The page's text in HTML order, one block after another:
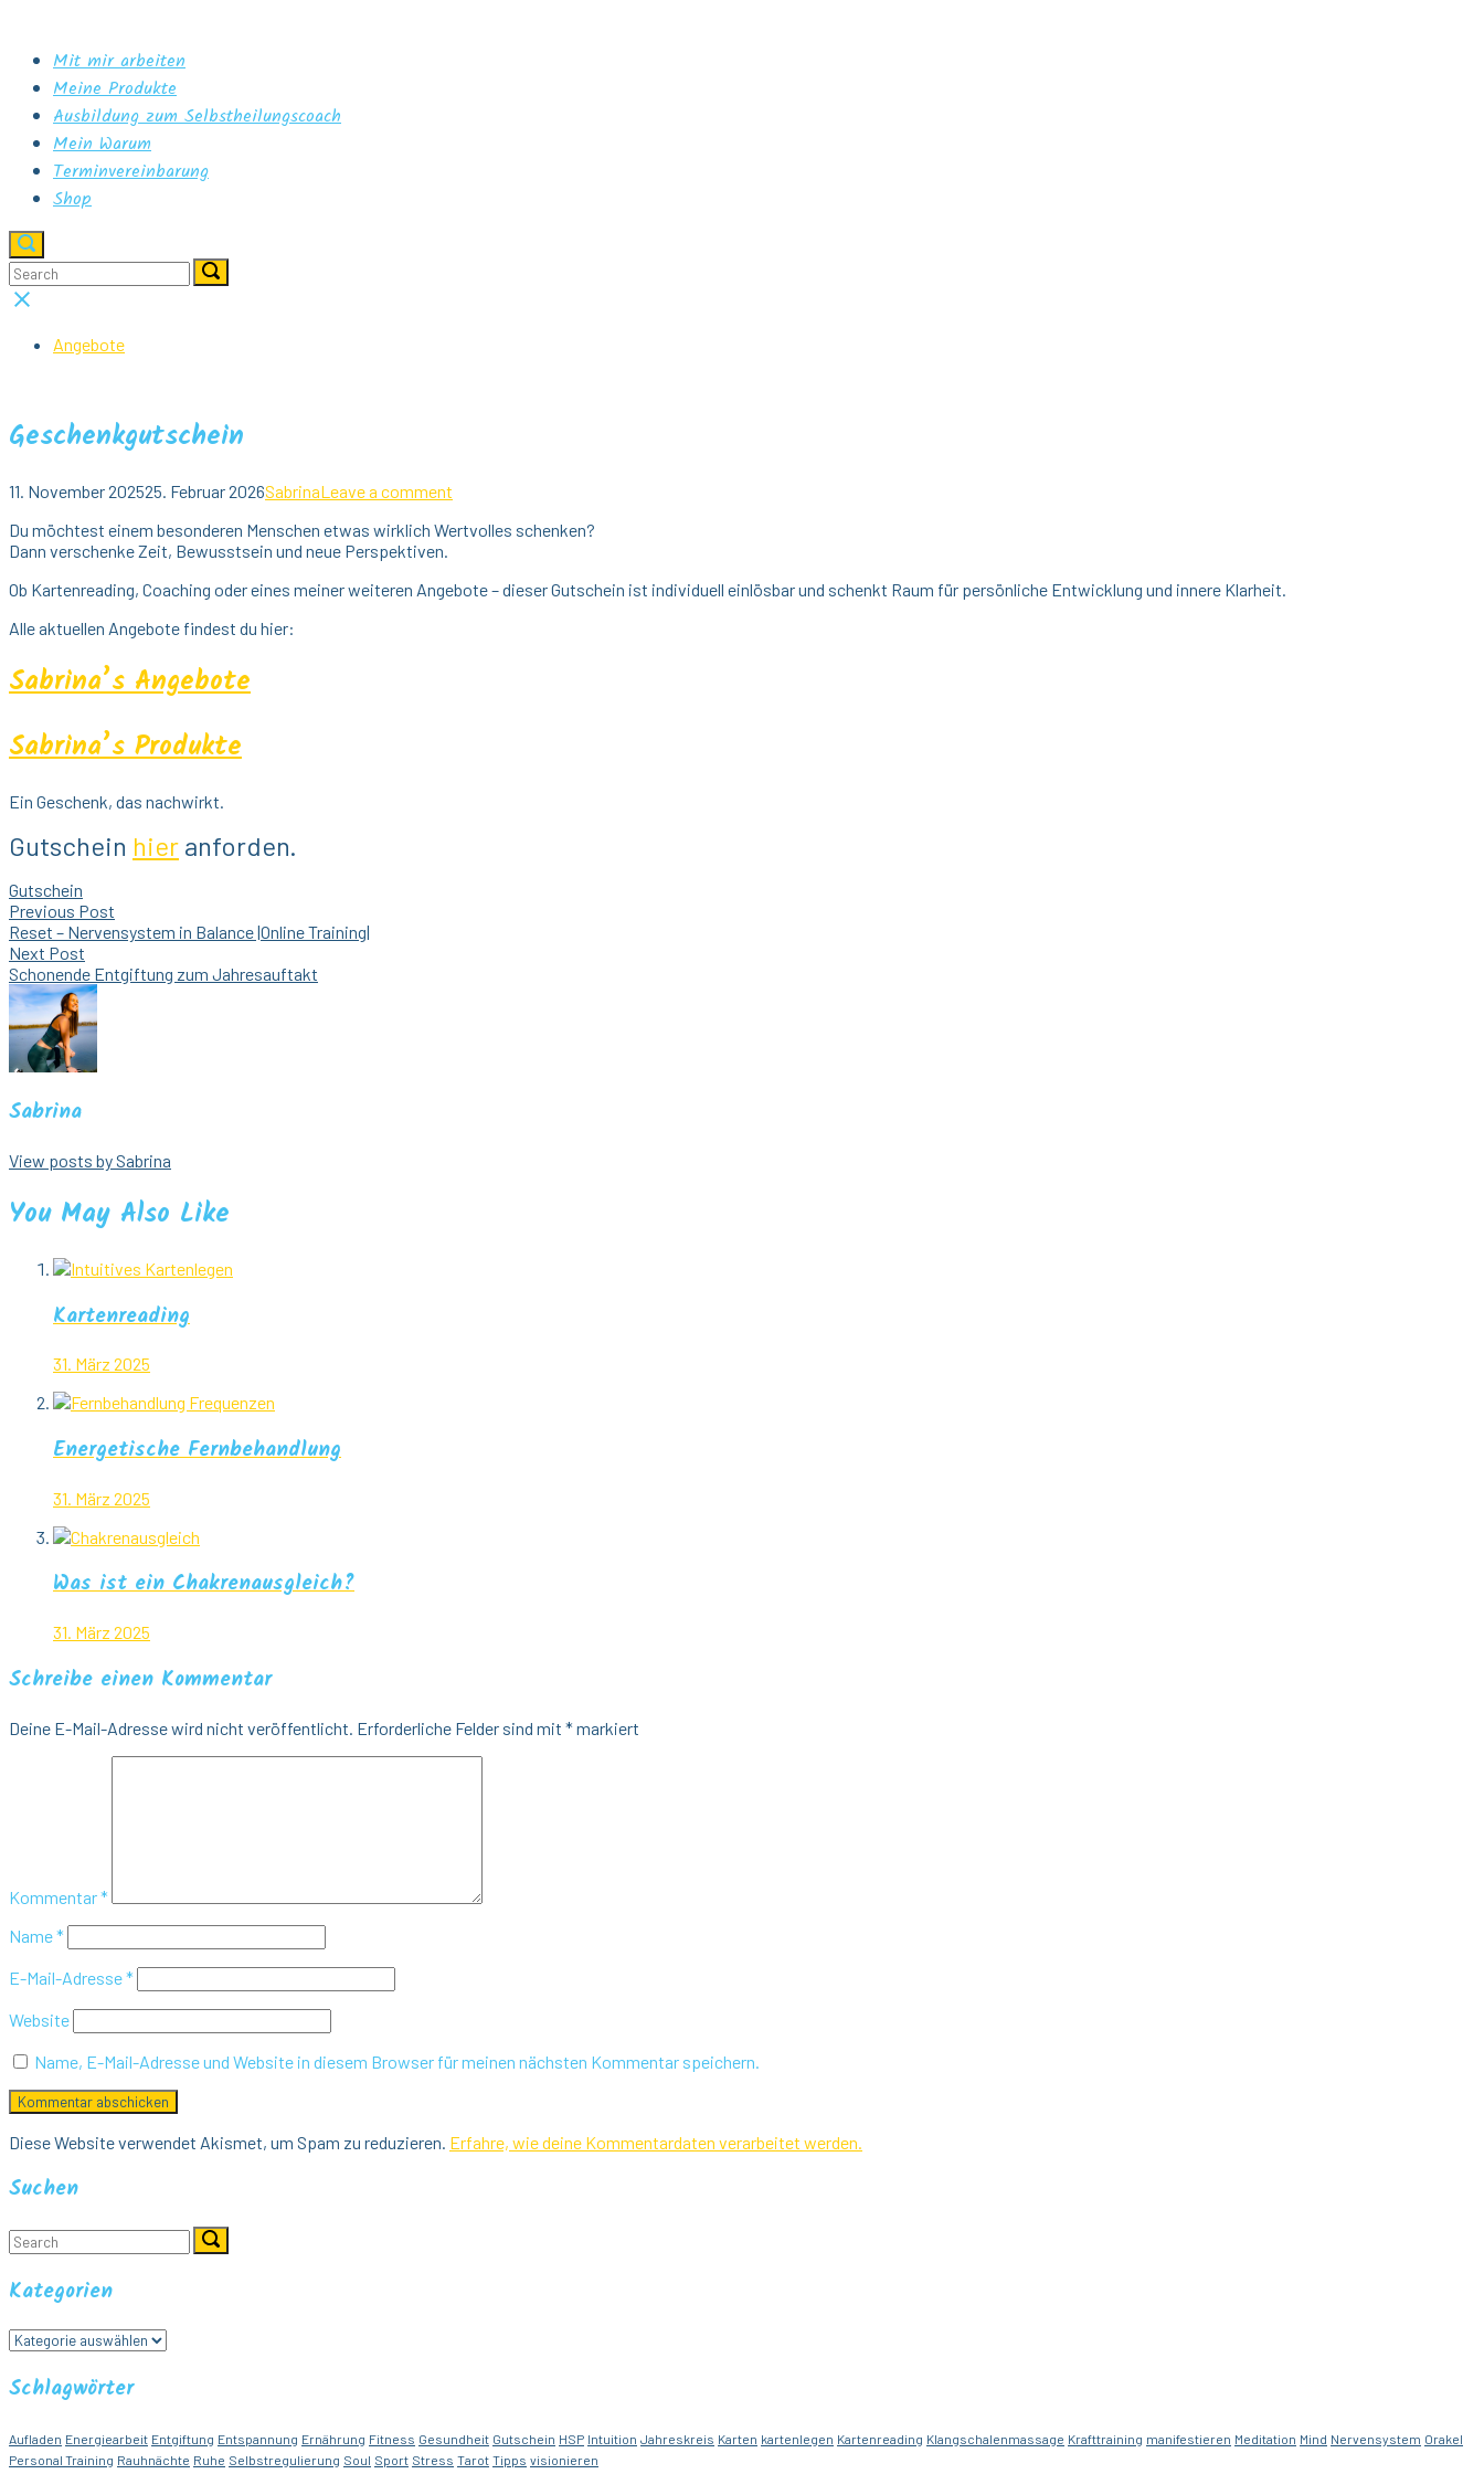
content
Menu
Mit mir arbeiten
Meine Produkte
Ausbildung zum Selbstheilungscoach
Mein Warum
Terminvereinbarung
Shop
Open
search
bar
Search
for:
Search
for:
Search
Close
Angebote
Geschenkgutschein
11. November 202525. Februar 2026SabrinaLeave a comment
Du möchtest einem besonderen Menschen etwas wirklich Wertvolles schenken?
Dann verschenke Zeit, Bewusstsein und neue Perspektiven.
Ob Kartenreading, Coaching oder eines meiner weiteren Angebote – dieser Gutschein ist individuell einlösbar und schenkt Raum für persönliche Entwicklung und innere Klarheit.
Alle aktuellen Angebote findest du hier:
Sabrina’s Angebote
Sabrina’s Produkte
Ein Geschenk, das nachwirkt.
Gutschein hier anforden.
Gutschein
Beitragsnavigation
Previous Post
Reset – Nervensystem in Balance |Online Training|
Next Post
Schonende Entgiftung zum Jahresauftakt
Sabrina
View posts by Sabrina
You May Also Like
Kartenreading
31. März 2025
Energetische Fernbehandlung
31. März 2025
Was ist ein Chakrenausgleich?
31. März 2025
Schreibe einen Kommentar
Deine E-Mail-Adresse wird nicht veröffentlicht. Erforderliche Felder sind mit *markiert
Kommentar*
Name*
E-Mail-Adresse*
Website
Name, E-Mail-Adresse und Website in diesem Browser für meinen nächsten Kommentar speichern.
Diese Website verwendet Akismet, um Spam zu reduzieren. Erfahre, wie deine Kommentardaten verarbeitet werden.
Suchen
Search
for:
Search
Kategorien
Kategorien
Schlagwörter
Aufladen Energiearbeit Entgiftung Entspannung Ernährung Fitness Gesundheit Gutschein HSP Intuition Jahreskreis Karten kartenlegen Kartenreading Klangschalenmassage Krafttraining manifestieren Meditation Mind Nervensystem Orakel
Personal Training Rauhnächte Ruhe Selbstregulierung Soul Sport Stress Tarot Tipps visionieren